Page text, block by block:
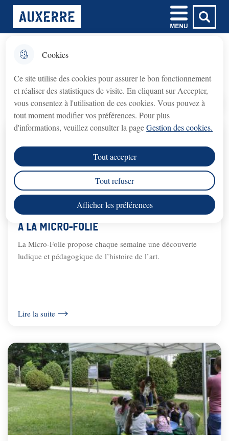
Cookies
Ce site utilise des cookies pour assurer le bon fonctionnement
et réaliser des statistiques de visite. En cliquant sur Accepter,
vous consentez à l'utilisation de ces cookies. Vous pouvez à
tout moment modifier vos préférences. Pour plus
d'informations, veuillez consulter la pageGestion des cookies.
Afficher les préférences
Tout accepter
Tout refuser
Aller
au
menu
Aller à la
recherche
Consulter le
plan du site
𝗙𝗲𝗿𝗺𝗲𝘁𝘂𝗿𝗲 𝘁𝗲𝗺𝗽𝗼𝗿𝗮𝗶𝗿𝗲 𝗱𝘂
𝗯𝘂𝗿𝗲𝗮𝘂 𝗱𝘂 𝗖𝗿𝗲́𝗱𝗶𝘁
𝗠𝘂𝗻𝗶𝗰𝗶𝗽𝗮𝗹 (𝗽𝗿𝗲̂𝘁 𝘀𝘂𝗿 𝗴𝗮𝗴𝗲)
Le bureau duCrédit Municipal (prêt sur gage)
serafermé du lundi 3 août au lundi 31 août 2026
inclus.
Le servicerouvrira le lundi 7 septembre 2026, aux
Nous vous remercions de votre compréhension.
Ville d'Auxerre Menu principal
Menu
Accueil
A la Micro-Folie
La Micro-Folie propose chaque semaine une découverte
ludique et pédagogique de l’histoire de l’art.
Lire la suite